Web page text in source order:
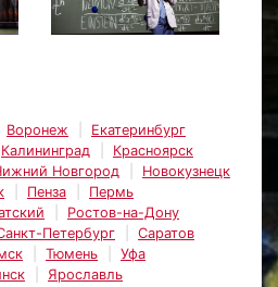
Воронеж
Екатеринбург
Калининград
Красноярск
Новгород
Новокузнецк
Пенза
Пермь
Ростов-на-Дону
Петербург
Саратов
Тюмень
Уфа
Ярославль